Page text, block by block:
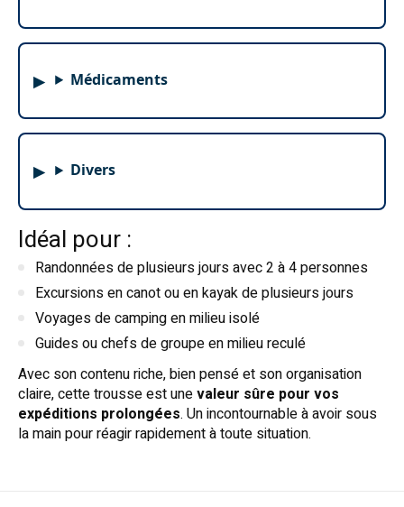
Médicaments
Divers
Idéal pour :
Randonnées de plusieurs jours avec 2 à 4 personnes
Excursions en canot ou en kayak de plusieurs jours
Voyages de camping en milieu isolé
Guides ou chefs de groupe en milieu reculé
Avec son contenu riche, bien pensé et son organisation
claire, cette trousse est unevaleur sûre pour vos
expéditions prolongées. Un incontournable à avoir sous
la main pour réagir rapidement à toute situation.